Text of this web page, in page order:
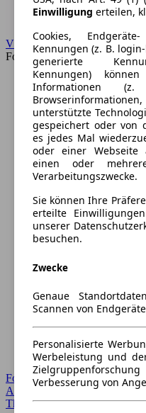
VW
Forum
Forum Startseite
Alle Auto-Foren
Themen-Forum
Einwilligung erteilen,
Cookies,
Kennungen (z. B.
generierte
Kennungen)
Informationen
unterstützte
gespeichert oder von
es jedes Mal
oder einer
einen oder
Verarbeitungszwecke.
Sie können Ihre
erteilte
unserer
besuchen.
Zwecke
Genaue
Scannen von
Personalisierte
Werbeleistung und
Verbesserung von